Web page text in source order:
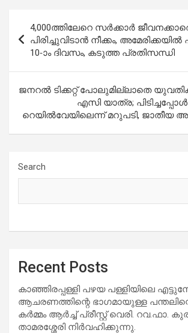
navigation
4,000ത്തിലേറെ സർക്കാർ
പിരിച്ചുവിടാന്‍ നീക്കം,
10-ാം ദിവസം, കടുത്ത പ്രതിസന്ധി
ജനറൽ ടിക്കറ്റ് പോലുമില്ലാതെ
എസി യാത്ര;
റെയിൽവേയിലെന്ന് മറുപടി, ജാതീയ
Search
Recent Posts
കാഞ്ഞിരപ്പള്ളി പഴയ പള്ളിയിലെ
ആചരണത്തിന്റെ ഭാഗമായുള്ള
കർമ്മം ആർച്ച് പ്രീസ്റ്റ് വെരി. റവ.ഫാ.
താമരശ്ശേരി നിർവഹിക്കുന്നു.